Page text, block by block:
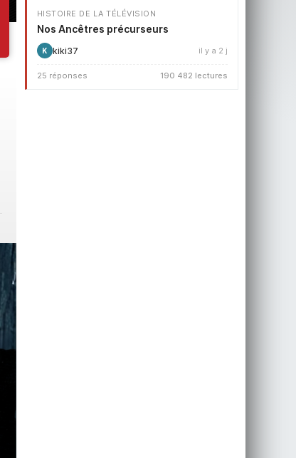
HISTOIRE DE LA TÉLÉVISION
Nos Ancêtres précurseurs
K kiki37 il y a 2 j
25 réponses 190 482 lectures